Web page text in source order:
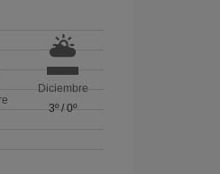
Diciembre
3º /0º